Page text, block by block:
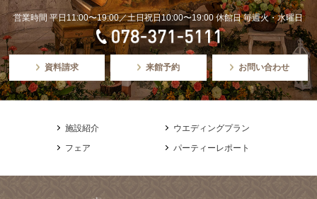
営業時間 平日11:00〜19:00／土日祝日10:00〜19:00 休館日 毎週火・水曜日
資料請求 来館予約 お問い合わせ
施設紹介
ウエディングプラン
フェア
パーティーレポート